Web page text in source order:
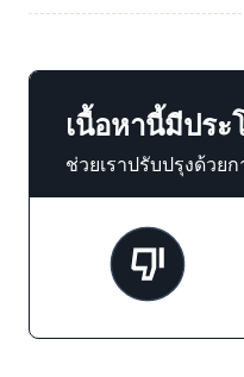
เนื้อหานี้มีปร
ช่วยเราปรับปรุงด้ว